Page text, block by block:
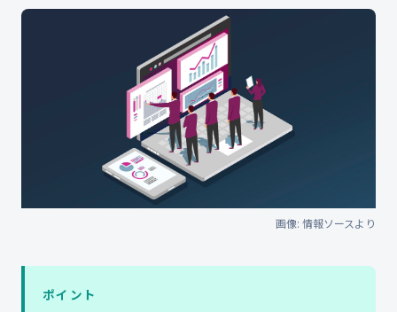
画像: 情報ソースより
ポイント